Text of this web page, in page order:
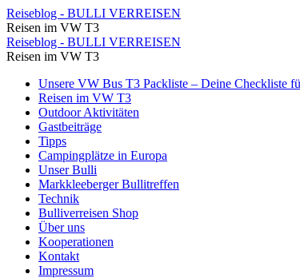
⋆
Reiseblog
-
BULLI
VERREISEN
Reiseblog - BULLI VERREISEN
Reisen im VW T3
⋆
Reiseblog
BULLI
VERREISEN
Reiseblog - BULLI VERREISEN
Reisen im VW T3
Skip
content
Unsere VW Bus T3 Packliste – Deine Checkliste
Reisen im VW T3
Outdoor Aktivitäten
Gastbeiträge
Tipps
Campingplätze in Europa
Unser Bulli
Markkleeberger Bullitreffen
Technik
Bulliverreisen Shop
Über uns
Kooperationen
Kontakt
Impressum